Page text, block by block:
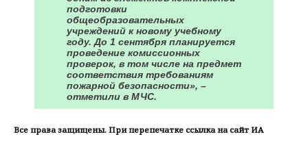
подготовки
общеобразовательных
учреждений к новому учебному
году. До 1 сентября планируется
проведение комиссионных
проверок, в том числе на предмет
соответствия требованиям
пожарной безопасности», –
отметили в МЧС.
Все права защищены. При перепечатке ссылка на сайт ИА